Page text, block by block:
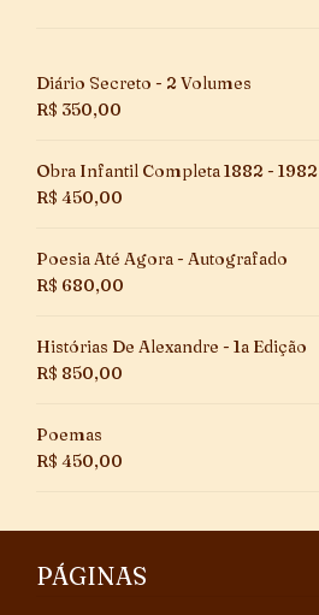
Diário Secreto - 2 Volumes
R$ 350,00
Obra Infantil Completa 1882 - 1982
R$ 450,00
Poesia Até Agora - Autografado
R$ 680,00
Histórias De Alexandre - 1a Edição
R$ 850,00
Poemas
R$ 450,00
PÁGINAS